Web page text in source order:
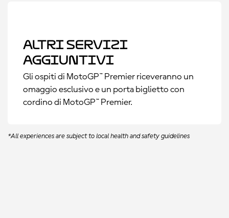
Altri servizi
aggiuntivi
Gli ospiti di MotoGP™ Premier riceveranno un
omaggio esclusivo e un porta biglietto con
cordino di MotoGP™ Premier.
*All experiences are subject to local health and safety guidelines